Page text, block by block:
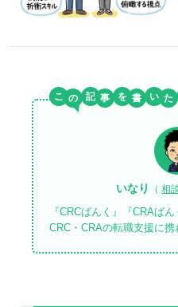
こ 記 を い
いなり （ 相
『CRCばんく』『CRAば
CRC・CRAの転職支援に携